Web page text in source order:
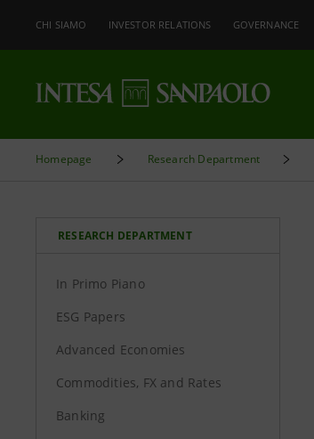
CHI SIAMO INVESTOR RELATIONS GOVERNANCE
Homepage Research Department
RESEARCH DEPARTMENT
In Primo Piano
ESG Papers
Advanced Economies
Commodities, FX and Rates
Banking